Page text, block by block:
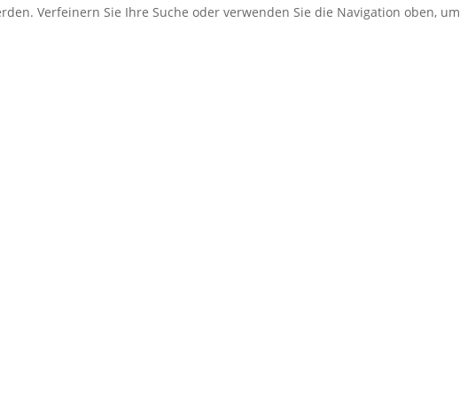
Verfeinern Sie Ihre Suche oder verwenden Sie die Navigation oben, um